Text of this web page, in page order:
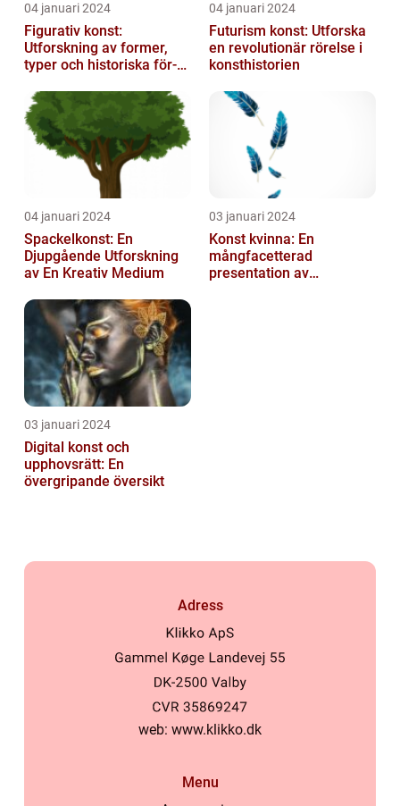
04 januari 2024
Figurativ konst:
Utforskning av former,
typer och historiska för-
04 januari 2024
Futurism konst: Utforska
en revolutionär rörelse i
konsthistorien
04 januari 2024
Spackelkonst: En
Djupgående Utforskning
av En Kreativ Medium
03 januari 2024
Konst kvinna: En
mångfacetterad
presentation av
03 januari 2024
Digital konst och
upphovsrätt: En
övergripande översikt
Adress
web: www.klikko.dk
Menu